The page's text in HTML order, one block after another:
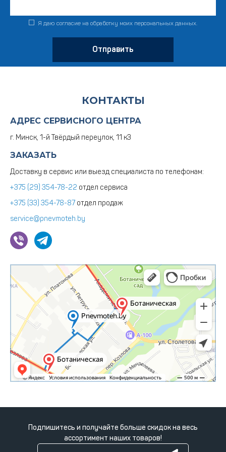
Я даю согласие на обработку моих персональных данных.
Отправить
КОНТАКТЫ
АДРЕС СЕРВИСНОГО ЦЕНТРА
г. Минск, 1-й Твёрдый переулок, 11 к3
ЗАКАЗАТЬ
Доставку в сервис или выезд специалиста по телефонам:
+375 (29) 354-78-22 отдел сервиса
+375 (33) 354-78-87 отдел продаж
service@pnevmoteh.by
Подпишитесь и получайте больше скидок на весь
ассортимент наших товаров!